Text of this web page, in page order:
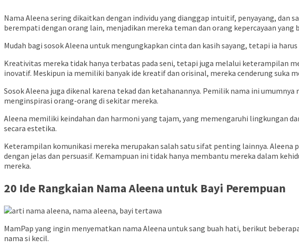
Nama Aleena sering dikaitkan dengan individu yang dianggap intuitif, penyayang,
berempati dengan orang lain, menjadikan mereka teman dan orang kepercayaan yang
Mudah bagi sosok Aleena untuk mengungkapkan cinta dan kasih sayang, tetapi ia
Kreativitas mereka tidak hanya terbatas pada seni, tetapi juga melalui keterampilan
inovatif. Meskipun ia memiliki banyak ide kreatif dan orisinal, mereka cenderung suka
Sosok Aleena juga dikenal karena tekad dan ketahanannya. Pemilik nama ini
menginspirasi orang-orang di sekitar mereka.
Aleena memiliki keindahan dan harmoni yang tajam, yang memengaruhi lingkungan
secara estetika.
Keterampilan komunikasi mereka merupakan salah satu sifat penting lainnya.
dengan jelas dan persuasif. Kemampuan ini tidak hanya membantu mereka dalam
mereka.
20 Ide Rangkaian Nama Aleena untuk Bayi Perempuan
MamPap yang ingin menyematkan nama Aleena untuk sang buah hati, berikut
nama si kecil.